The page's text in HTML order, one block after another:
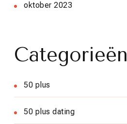
oktober 2023
Categorieën
50 plus
50 plus dating